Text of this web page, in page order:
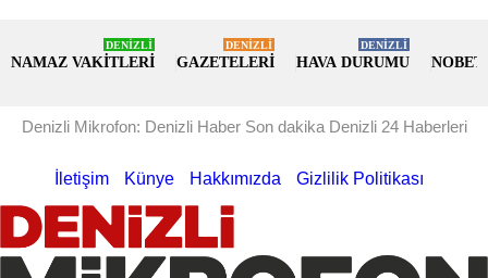
NAMAZ VAKİTLERİ
DENİZLİ
GAZETELERİ
DENİZLİ
HAVA DURUMU
DENİZLİ
Denizli Mikrofon: Denizli Haber Son dakika Denizli 24 Haberleri
İletişim Künye Hakkımızda Gizlilik Politikası